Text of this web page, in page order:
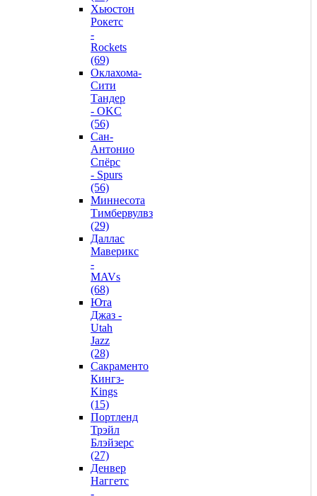
Хьюстон
Рокетс
-
Rockets
(69)
Оклахома-
Сити
Тандер
- OKC
(56)
Сан-
Антонио
Спёрс
- Spurs
(56)
Миннесота
Тимбервулвз
(29)
Даллас
Маверикс
-
MAVs
(68)
Юта
Джаз -
Utah
Jazz
(28)
Сакраменто
Кингз-
Kings
(15)
Портленд
Трэйл
Блэйзерс
(27)
Денвер
Наггетс
-